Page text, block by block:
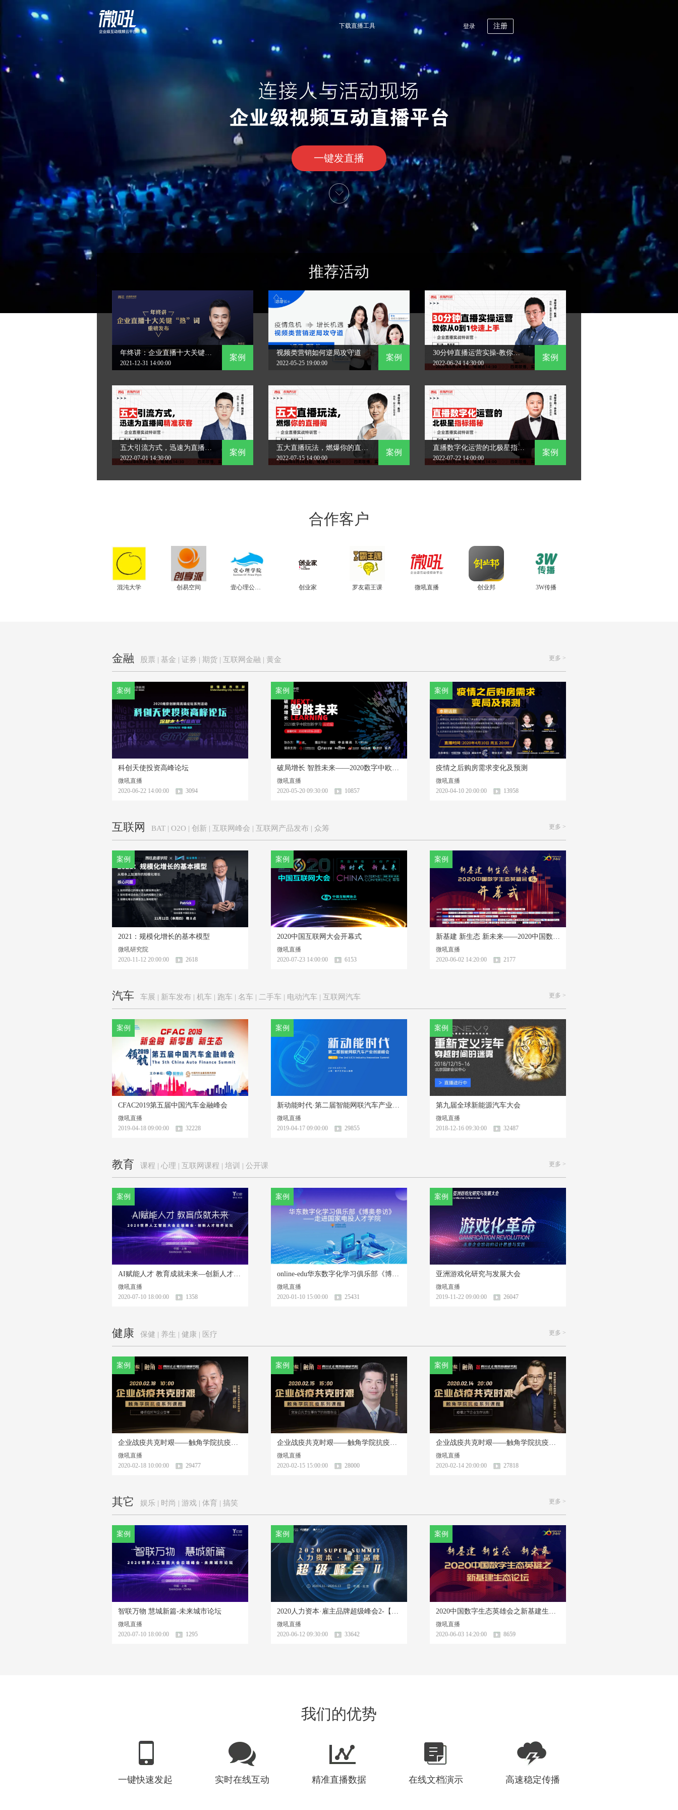
下载直播工具 登录 注册
一键发直播
推荐活动
案例
年终讲：企业直播十大关键“热”词重磅发布
2021-12-31 14:00:00
案例
视频类营销如何逆局攻守道
2022-05-25 19:00:00
案例
30分钟直播运营实操-教你从0-1快速上手
2022-06-24 14:30:00
案例
五大引流方式，迅速为直播间精准获客
2022-07-01 14:30:00
案例
五大直播玩法，燃爆你的直播间
2022-07-15 14:00:00
案例
直播数字化运营的北极星指标揭秘
2022-07-22 14:00:00
合作客户
混沌大学 创易空间 壹心理公开课 创业家 罗友霸王课 微吼直播 创业邦 3W传播
金融 股票 | 基金 | 证券 | 期货 | 互联网金融 | 黄金 更多 >
案例
科创天使投资高峰论坛
微吼直播
2020-06-22 14:00:00
3094
案例
破局增长 智胜未来——2020数字中欧创新学习云论坛
微吼直播
2020-05-20 09:30:00
10857
案例
疫情之后购房需求变化及预测
微吼直播
2020-04-10 20:00:00
13958
互联网 BAT | O2O | 创新 | 互联网峰会 | 互联网产品发布 | 众筹 更多 >
案例
2021：规模化增长的基本模型
微吼研究院
2020-11-12 20:00:00
2618
案例
2020中国互联网大会开幕式
微吼直播
2020-07-23 14:00:00
6153
案例
新基建 新生态 新未来——2020中国数字生态英雄会
微吼直播
2020-06-02 14:20:00
2177
汽车 车展 | 新车发布 | 机车 | 跑车 | 名车 | 二手车 | 电动汽车 | 互联网汽车 更多 >
案例
CFAC2019第五届中国汽车金融峰会
微吼直播
2019-04-18 09:00:00
32228
案例
新动能时代·第二届智能网联汽车产业创新峰会
微吼直播
2019-04-17 09:00:00
29855
案例
第九届全球新能源汽车大会
微吼直播
2018-12-16 09:30:00
32487
教育 课程 | 心理 | 互联网课程 | 培训 | 公开课 更多 >
案例
AI赋能人才 教育成就未来—创新人才培养论坛
微吼直播
2020-07-10 18:00:00
1358
案例
online-edu华东数字化学习俱乐部《博奥参访》
微吼直播
2020-01-10 15:00:00
25431
案例
亚洲游戏化研究与发展大会
微吼直播
2019-11-22 09:00:00
26047
健康 保健 | 养生 | 健康 | 医疗 更多 >
案例
企业战疫共克时艰——触角学院抗疫系列课程
微吼直播
2020-02-18 10:00:00
29477
案例
企业战疫共克时艰——触角学院抗疫系列课程
微吼直播
2020-02-15 15:00:00
28000
案例
企业战疫共克时艰——触角学院抗疫系列课程
微吼直播
2020-02-14 20:00:00
27818
其它 娱乐 | 时尚 | 游戏 | 体育 | 搞笑 更多 >
案例
智联万物 慧城新篇-未来城市论坛
微吼直播
2020-07-10 18:00:00
1295
案例
2020人力资本·雇主品牌超级峰会2-【新变局·新纪元】
微吼直播
2020-06-12 09:30:00
33642
案例
2020中国数字生态英雄会之新基建生态论坛
微吼直播
2020-06-03 14:20:00
8659
我们的优势
一键快速发起 实时在线互动 精准直播数据 在线文档演示 高速稳定传播